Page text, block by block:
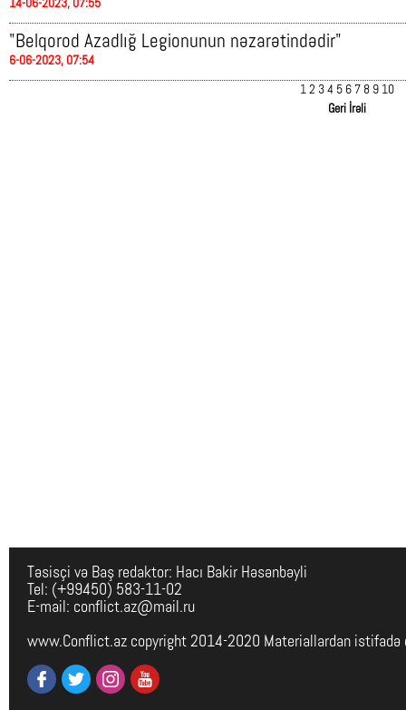
14-06-2023, 07:55
"Belqorod Azadlığ Legionunun nəzarətindədir"
6-06-2023, 07:54
1 2 3 4 5 6 7 8 9 10
Geri İrəli
Təsisçi və Baş redaktor: Hacı Bakir Həsənbəyli
Tel: (+99450) 583-11-02
E-mail: conflict.az@mail.ru
www.Conflict.az copyright 2014-2020 Materiallardan istifadə